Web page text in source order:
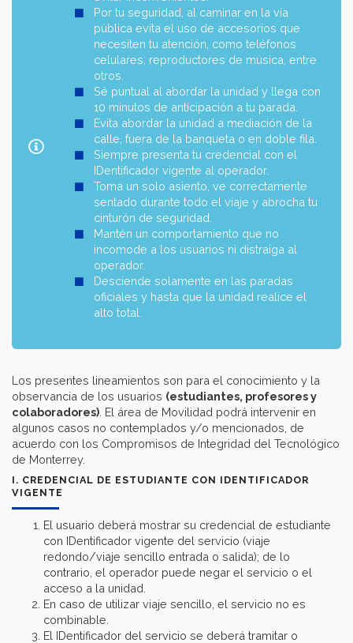
Por tu seguridad, al caminar en la vía
pública evita el uso de accesorios que
necesiten tu atención, como teléfonos
celulares, reproductores de música, entre
otros.
Sé puntual al abordar la unidad y llega con
10 minutos de anticipación a tu parada.
Evita abordar la unidad a mediación de la
calle, fuera de la banqueta o en doble fila.
Siempre presenta tu credencial con el
IDentificador vigente al operador.
Toma un solo asiento, ve correctamente
sentado durante todo el viaje y abrocha tu
cinturón de seguridad.
Mantén un comportamiento que no
incomode a los usuarios ni distraiga al
operador.
Desciende solamente en las paradas
oficiales y hasta que la unidad realice el
alto total.
Los presentes lineamientos son para el conocimiento y la
observancia de los usuarios (estudiantes, profesores y
colaboradores) . El área de Movilidad podrá intervenir en
algunos casos no contemplados y/o mencionados, de
acuerdo con los Compromisos de Integridad del Tecnológico
de Monterrey.
I. CREDENCIAL DE ESTUDIANTE CON IDENTIFICADOR
VIGENTE
El usuario deberá mostrar su credencial de estudiante
con IDentificador vigente del servicio (viaje
redondo/viaje sencillo entrada o salida); de lo
contrario, el operador puede negar el servicio o el
acceso a la unidad.
En caso de utilizar viaje sencillo, el servicio no es
combinable.
El IDentificador del servicio se deberá tramitar o